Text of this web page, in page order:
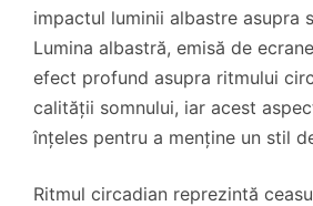
impactul luminii albastre asupra
Lumina albastră, emisă de
efect profund asupra ritmului
calității somnului, iar acest
înțeles pentru a menține un stil
Ritmul circadian reprezintă